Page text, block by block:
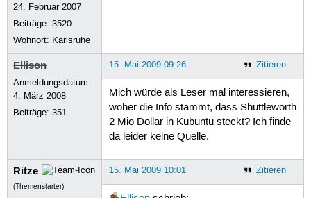
24. Februar 2007
Beiträge:3520
Wohnort: Karlsruhe
Ellison
Anmeldungsdatum:
4. März 2008
Beiträge:351
Zitieren
15. Mai 2009 09:26
Mich würde als Leser mal interessieren,
woher die Info stammt, dass Shuttleworth
2 Mio Dollar in Kubuntu steckt? Ich finde
da leider keine Quelle.
Ritze
(Themenstarter)
Zitieren
15. Mai 2009 10:01